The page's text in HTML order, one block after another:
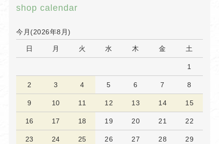
shop calendar
今月(2026年8月)
日 月 火 水 木 金 土
1
2 3 4 5 6 7 8
9 10 11 12 13 14 15
16 17 18 19 20 21 22
23 24 25 26 27 28 29